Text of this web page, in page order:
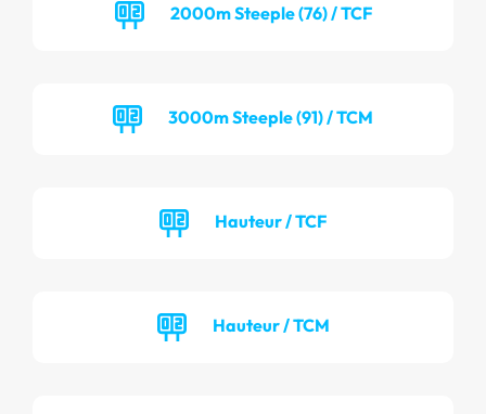
2000m Steeple (76) / TCF
3000m Steeple (91) / TCM
Hauteur / TCF
Hauteur / TCM